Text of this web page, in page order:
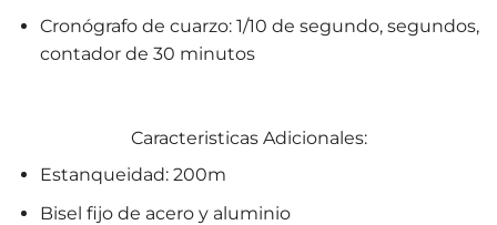
Cronógrafo de cuarzo: 1/10 de segundo, segundos,
contador de 30 minutos
Caracteristicas Adicionales:
Estanqueidad: 200m
Bisel fijo de acero y aluminio